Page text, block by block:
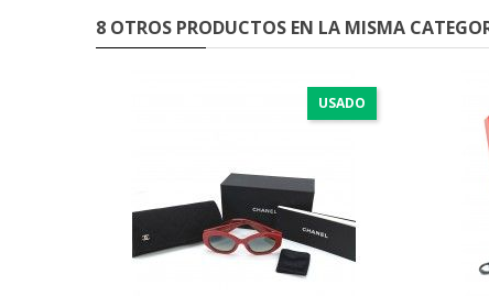
8 OTROS PRODUCTOS EN LA MISMA
USADO